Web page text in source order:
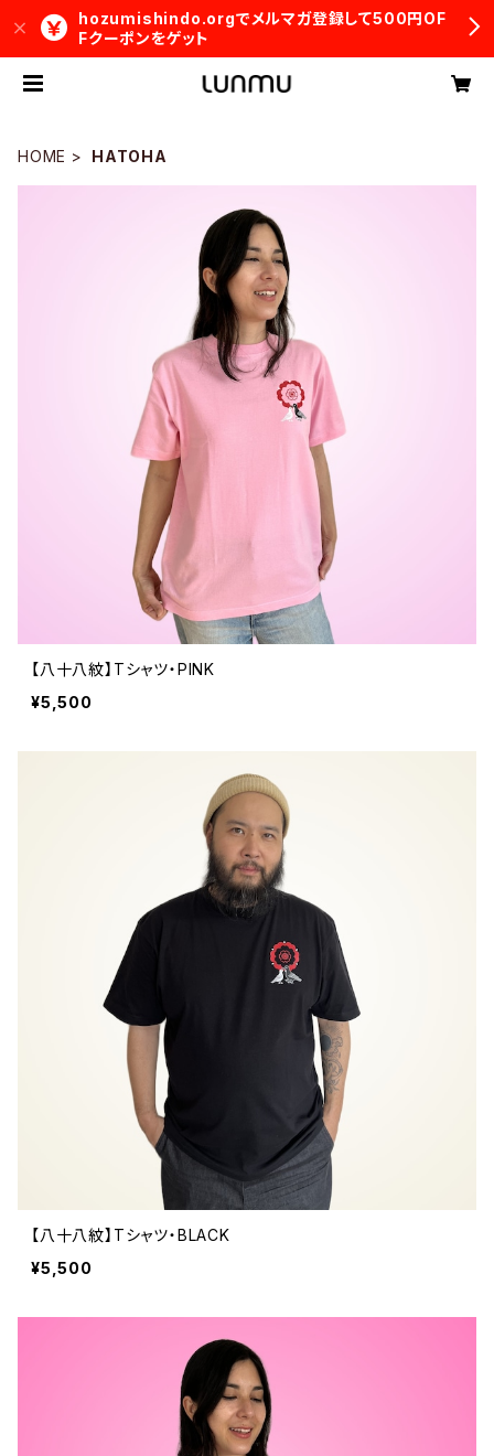
hozumishindo.orgでメルマガ登録して500円OF
Fクーポンをゲット
HOME HATOHA
【八十八紋】Tシャツ・PINK
¥5,500
【八十八紋】Tシャツ・BLACK
¥5,500